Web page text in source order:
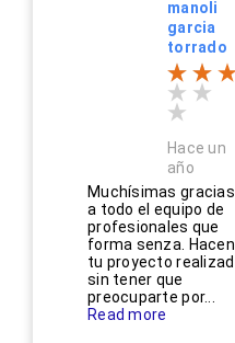
manoli
garcia
torrado
Hace un
año
Muchísimas gracias
a todo el equipo de
profesionales que
forma senza. Hacen
tu proyecto realizad
sin tener que
preocuparte por...
Read more